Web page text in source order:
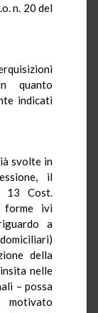
n. 20 del
quanto
indicati
svolte in
il
13 Cost.
forme ivi
a
della
nelle
– possa
motivato